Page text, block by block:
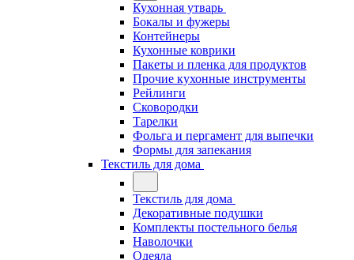
Кухонная утварь
Бокалы и фужеры
Контейнеры
Кухонные коврики
Пакеты и пленка для продуктов
Прочие кухонные инструменты
Рейлинги
Сковородки
Тарелки
Фольга и пергамент для выпечки
Формы для запекания
Текстиль для дома
Текстиль для дома
Декоративные подушки
Комплекты постельного белья
Наволочки
Одеяла